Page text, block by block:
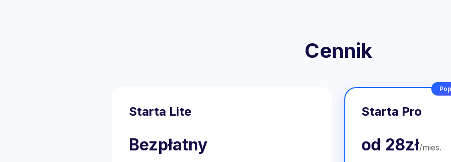
Cennik
Starta Lite
Bezpłatny
Starta Pro
od 28zł/mies.